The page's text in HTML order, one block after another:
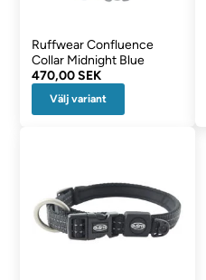
Ruffwear Confluence
Collar Midnight Blue
470,00 SEK
Välj variant